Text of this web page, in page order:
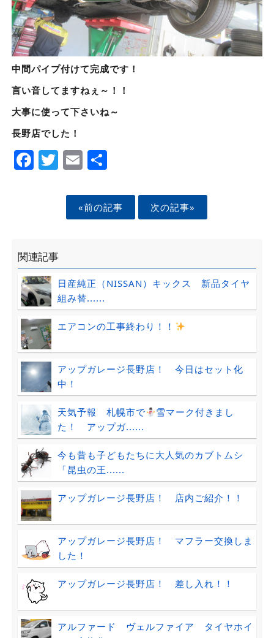
中間パイプ付けて完成です！
言い音してますねぇ～！！
大事に使って下さいね～
長野店でした！
Facebook
Twitter
EmailShare
«前の記事 次の記事»
関連記事
日産純正（NISSAN）キックス 新品タイヤ
組み替......
エアコンの工事終わり！！
アップガレージ長野店！ 今日はセット化
中！
天気予報 札幌市で
雪マーク付きまし
た！ アップガ......
今も昔も子どもたちに大人気のカブトムシ
「昆虫の王......
アップガレージ長野店！ 店内ご紹介！！
アップガレージ長野店！ マフラー交換しま
した！
アップガレージ長野店！ 差し入れ！！
アルファード ヴェルファイア タイヤホイ